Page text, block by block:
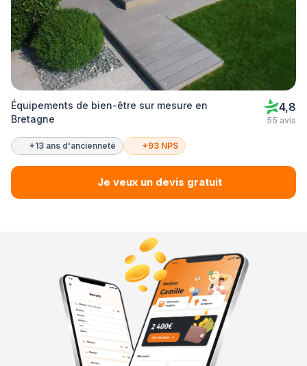
Équipements de bien-être sur mesure en
Bretagne
4,8
55 avis
+13 ans d'ancienneté +93 NPS
Je veux un devis gratuit